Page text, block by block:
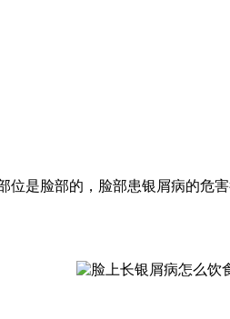
位是脸部的，脸部患银屑病的危